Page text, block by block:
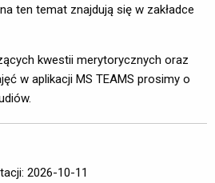
ten temat znajdują się w zakładce
kwestii merytorycznych oraz
w aplikacji MS TEAMS prosimy o
2026-10-11